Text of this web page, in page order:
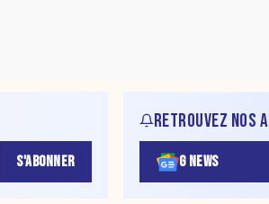
S'ABONNER
RETROUVEZ NOS
G NEWS